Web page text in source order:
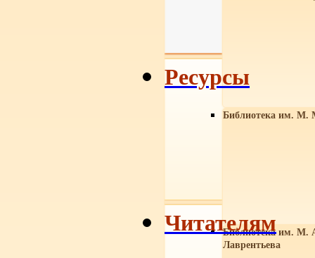
Библиотека им. М.
Библиотека им. М.
Лаврентьева
Ресурсы
Читателям